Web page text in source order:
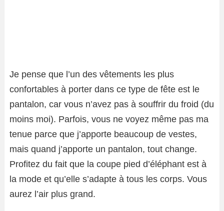
Je pense que l’un des vêtements les plus
confortables à porter dans ce type de fête est le
pantalon, car vous n’avez pas à souffrir du froid (du
moins moi). Parfois, vous ne voyez même pas ma
tenue parce que j’apporte beaucoup de vestes,
mais quand j’apporte un pantalon, tout change.
Profitez du fait que la coupe pied d’éléphant est à
la mode et qu’elle s’adapte à tous les corps. Vous
aurez l’air plus grand.